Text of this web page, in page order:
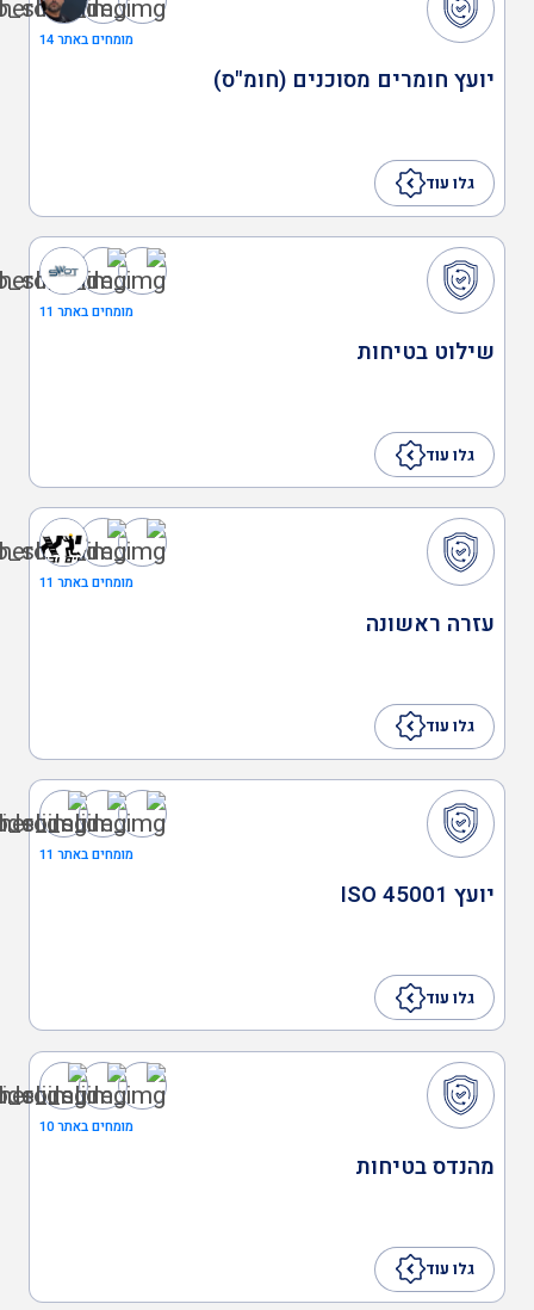
הגנת הסביבה
ענף הבנייה
תעבורה
יועצים משפטיים
מעבדות מוסמכות
מומחים באתר 14
יועץ חומרים מסוכנים (חומ"ס)
גלו עוד
מומחים באתר 11
שילוט בטיחות
גלו עוד
מומחים באתר 11
עזרה ראשונה
גלו עוד
מומחים באתר 11
יועץ ISO 45001
גלו עוד
מומחים באתר 10
מהנדס בטיחות
גלו עוד